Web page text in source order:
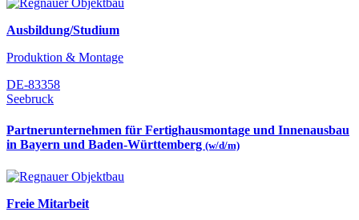
Ausbildung/Studium
Produktion & Montage
DE-83358
Seebruck
Partnerunternehmen für Fertighausmontage und Innenausbau
in Bayern und Baden-Württemberg (w/d/m)
Freie Mitarbeit